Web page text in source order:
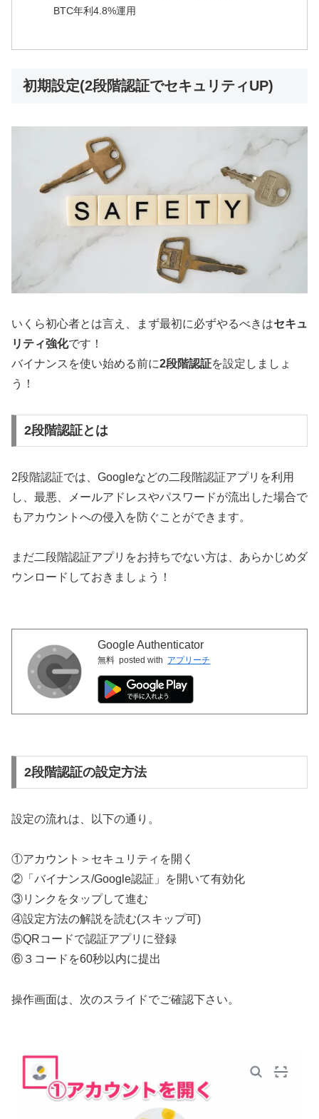
BTC年利4.8%運用
初期設定(2段階認証でセキュリティUP)
いくら初心者とは言え、まず最初に必ずやるべきはセキュ
リティ強化です！
バイナンスを使い始める前に2段階認証を設定しましょ
う！
2段階認証とは
2段階認証では、Googleなどの二段階認証アプリを利用
し、最悪、メールアドレスやパスワードが流出した場合で
もアカウントへの侵入を防ぐことができます。
まだ二段階認証アプリをお持ちでない方は、あらかじめダ
ウンロードしておきましょう！
Google Authenticator
無料 posted with アプリーチ
2段階認証の設定方法
設定の流れは、以下の通り。
①アカウント＞セキュリティを開く
②「バイナンス/Google認証」を開いて有効化
③リンクをタップして進む
④設定方法の解説を読む(スキップ可)
⑤QRコードで認証アプリに登録
⑥３コードを60秒以内に提出
操作画面は、次のスライドでご確認下さい。